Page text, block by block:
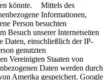
könnte. Mittels des
Informationen,
Person besuchten
Besuch unserer Internetseiten
Daten, einschließlich der IP-
genutzten
Vereinigten Staaten von
Daten werden durch
Amerika gespeichert. Google